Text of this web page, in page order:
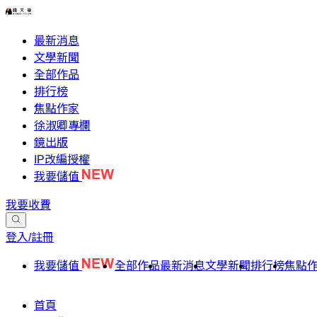
最新消息
文學新聞
全部作品
排行榜
焦點作家
徐淑卿專欄
鏡出版
IP改編授權
我要儲值
我要收費
登入/註冊
我要儲值 全部作品最新消息文學新聞排行榜焦點
首頁